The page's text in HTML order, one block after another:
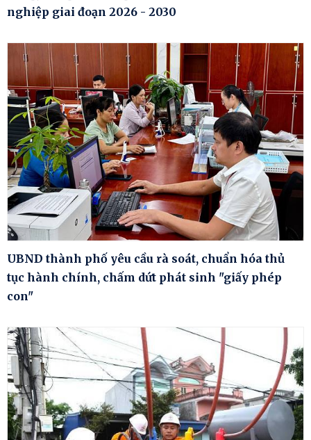
nghiệp giai đoạn 2026 - 2030
UBND thành phố yêu cầu rà soát, chuẩn hóa thủ
tục hành chính, chấm dứt phát sinh "giấy phép
con"